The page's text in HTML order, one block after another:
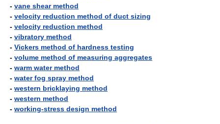
- vane shear method
- velocity reduction method of duct sizing
- velocity reduction method
- vibratory method
- Vickers method of hardness testing
- volume method of measuring aggregates
- warm water method
- water fog spray method
- western bricklaying method
- western method
- working-stress design method